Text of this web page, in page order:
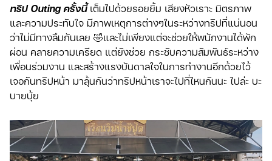
ทริป Outing ครั้งนี้ เต็มไปด้วยรอยยิ้ม เสียงหัวเราะ มิตรภาพ
และความประทับใจ มีภาพเหตุการต่างๆในระหว่างทริปที่แน่นอน
ว่าไม่มีทางลืมกันเลย 🤣และไม่เพียงแต่จะช่วยให้พนักงานได้พัก
ผ่อน คลายความเครียด แต่ยังช่วย กระชับความสัมพันธ์ระหว่าง
เพื่อนร่วมงาน และสร้างแรงบันดาลใจในการทำงานอีกด้วยไว้
เจอกันทริปหน้า มาลุ้นกันว่าทริปหน้าเราจะไปที่ไหนกันนะ ไปล่ะ บะ
บายบุ้ย